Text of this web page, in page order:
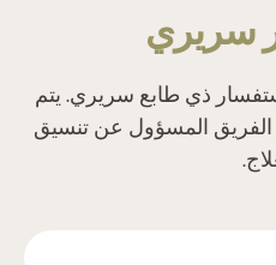
سريري‬
ذي طابع سريري. يتم
الفريق المسؤول عن تنسيق